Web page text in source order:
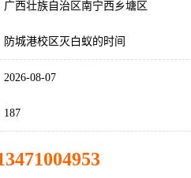
广西壮族自治区南宁西乡塘区
防城港校区灭白蚁的时间
2026-08-07
187